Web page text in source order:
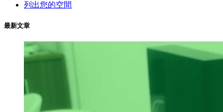
列出您的空間
最新文章